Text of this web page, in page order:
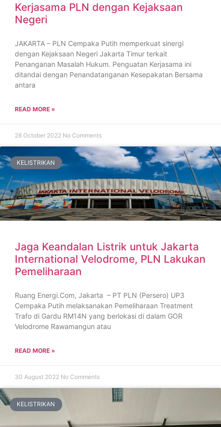
Kerjasama PLN dengan Kejaksaan
Negeri
JAKARTA – PLN Cempaka Putih memperkuat sinergi
dengan Kejaksaan Negeri Jakarta Timur terkait
Penanganan Masalah Hukum. Penguatan Kerjasama ini
ditandai dengan Penandatanganan Kesepakatan Bersama
antara
READ MORE »
28 October 2022 No Comments
KELISTRIKAN
Jaga Keandalan Listrik untuk Jakarta
International Velodrome, PLN Lakukan
Pemeliharaan
Ruang Energi.Com, Jakarta – PT PLN (Persero) UP3
Cempaka Putih melaksanakan Pemeliharaan Treatment
Trafo di Gardu RM14N yang berlokasi di dalam GOR
Velodrome Rawamangun atau
READ MORE »
30 August 2022 No Comments
KELISTRIKAN